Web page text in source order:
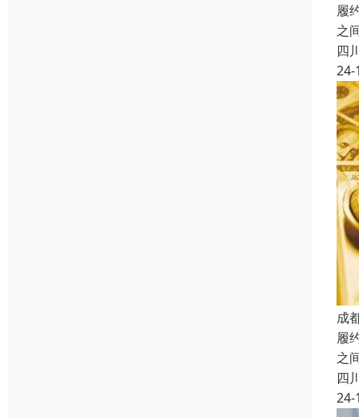
履
之
四
24-
成
履
之
四
24-